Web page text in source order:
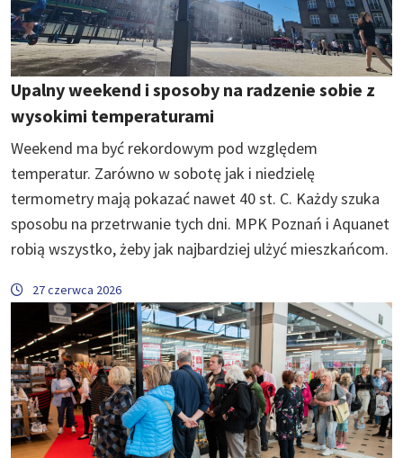
Upalny weekend i sposoby na radzenie sobie z
wysokimi temperaturami
Weekend ma być rekordowym pod względem
temperatur. Zarówno w sobotę jak i niedzielę
termometry mają pokazać nawet 40 st. C. Każdy szuka
sposobu na przetrwanie tych dni. MPK Poznań i Aquanet
robią wszystko, żeby jak najbardziej ulżyć mieszkańcom.
27 czerwca 2026